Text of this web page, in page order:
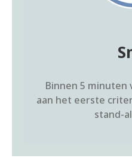
Binnen 5
aan het eerste
stand-